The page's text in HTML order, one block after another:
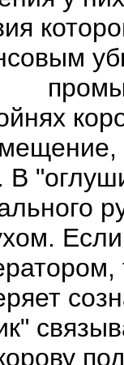
В